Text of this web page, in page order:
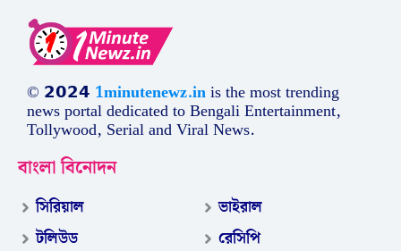
© 𝟮𝟬𝟮𝟰 1minutenewz.inis the most trending
news portal dedicated to Bengali Entertainment,
Tollywood, Serial and Viral News.
বাংলা বিনোদন
সিরিয়াল
টলিউড
ভাইরাল
রেসিপি